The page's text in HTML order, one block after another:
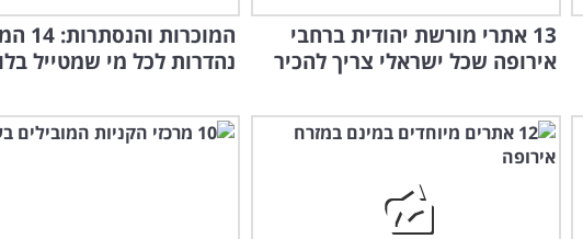
13 אתרי מורשת יהודית ברחבי
אירופה שכל ישראלי צריך להכיר
נהדרות לכל מי שמטייל